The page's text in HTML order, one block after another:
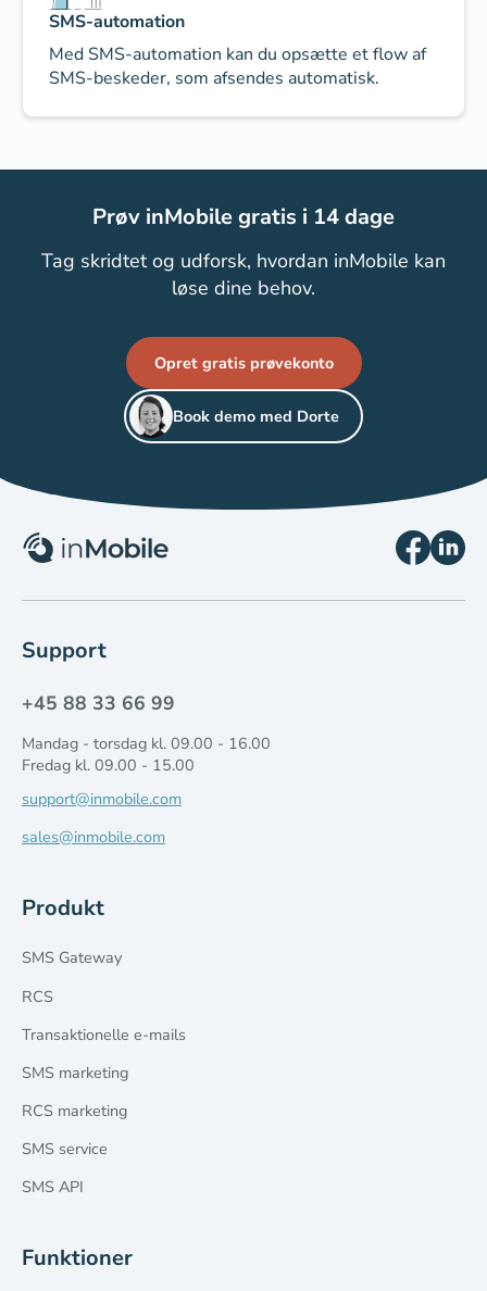
SMS-automation
Med SMS-automation kan du opsætte et flow af
SMS-beskeder, som afsendes automatisk.
Prøv inMobile gratis i 14 dage
Tag skridtet og udforsk, hvordan inMobile kan
løse dine behov.
Opret gratis prøvekonto
Book demo med Dorte
Support
+45 88 33 66 99
Mandag - torsdag kl. 09.00 - 16.00
Fredag kl. 09.00 - 15.00
support@inmobile.com
sales@inmobile.com
Produkt
SMS Gateway
RCS
Transaktionelle e-mails
SMS marketing
RCS marketing
SMS service
SMS API
Funktioner